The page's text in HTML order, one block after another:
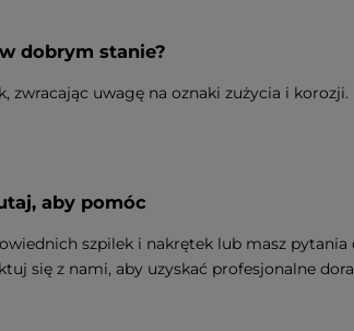
dobrym stanie?
uwagę na oznaki zużycia i
aby pomóc
szpilek i nakrętek lub masz
się z nami, aby uzyskać profesjonalne